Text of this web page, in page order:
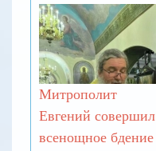
Митрополит
Евгений совершил
всенощное бдение